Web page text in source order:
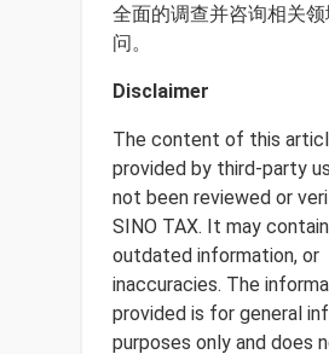
全面的调查并咨询相关
问。
Disclaimer
The content of this
provided by third-party
not been reviewed or
SINO TAX. It may
outdated information, or
inaccuracies. The
provided is for general
purposes only and does